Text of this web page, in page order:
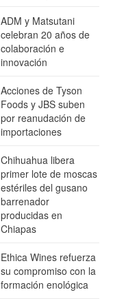
ADM y Matsutani
celebran 20 años de
colaboración e
innovación
Acciones de Tyson
Foods y JBS suben
por reanudación de
importaciones
Chihuahua libera
primer lote de moscas
estériles del gusano
barrenador
producidas en
Chiapas
Ethica Wines refuerza
su compromiso con la
formación enológica